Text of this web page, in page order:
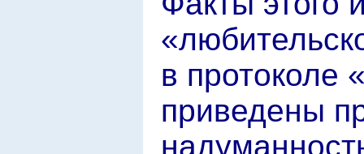
в протоколе
приведены